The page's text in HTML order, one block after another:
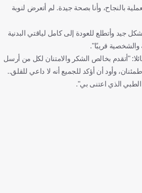
بالنجاح، وأنا بصحة جيدة. لم أتعرض لنوبة
جيد وأتطلع للعودة إلى كامل لياقتي البدنية
والشخصية قريبًا".
"أتقدم بخالص الشكر والامتنان لكل من أرسل
وأود أن أؤكد للجميع أنه لا داعي للقلق..
الذي اعتنى بي".